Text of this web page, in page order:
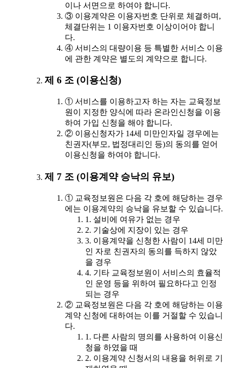
이나 서면으로 하여야 합니다.
③ 이용계약은 이용자번호 단위로 체결하며,
체결단위는 1 이용자번호 이상이어야 합니
다.
④ 서비스의 대량이용 등 특별한 서비스 이용
에 관한 계약은 별도의 계약으로 합니다.
제 6 조 (이용신청)
① 서비스를 이용하고자 하는 자는 교육정보
원이 지정한 양식에 따라 온라인신청을 이용
하여 가입 신청을 해야 합니다.
② 이용신청자가 14세 미만인자일 경우에는
친권자(부모, 법정대리인 등)의 동의를 얻어
이용신청을 하여야 합니다.
제 7 조 (이용계약 승낙의 유보)
① 교육정보원은 다음 각 호에 해당하는 경우
에는 이용계약의 승낙을 유보할 수 있습니다.
1. 설비에 여유가 없는 경우
2. 기술상에 지장이 있는 경우
3. 이용계약을 신청한 사람이 14세 미만
인 자로 친권자의 동의를 득하지 않았
을 경우
4. 기타 교육정보원이 서비스의 효율적
인 운영 등을 위하여 필요하다고 인정
되는 경우
② 교육정보원은 다음 각 호에 해당하는 이용
계약 신청에 대하여는 이를 거절할 수 있습니
다.
1. 다른 사람의 명의를 사용하여 이용신
청을 하였을 때
2. 이용계약 신청서의 내용을 허위로 기